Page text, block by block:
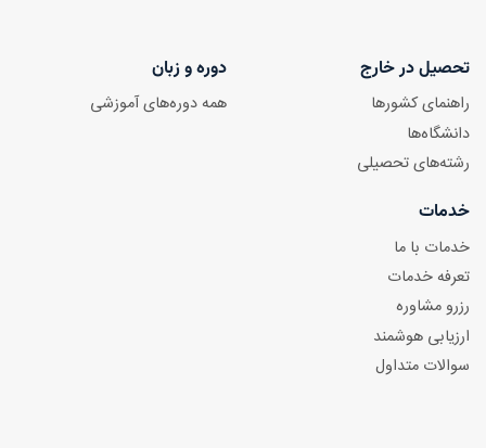
تحصیل در خارج
راهنمای کشورها
دانشگاه‌ها
رشته‌های تحصیلی
دوره و زبان
همه دوره‌های آموزشی
خدمات
خدمات با ما
تعرفه خدمات
رزرو مشاوره
ارزیابی هوشمند
سوالات متداول